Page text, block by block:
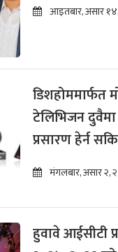
आइतबार, असार
डिशहोममार्फत
टेलिभिजन दुवैमा
प्रसारण हेर्न
मंगलबार, असार २,
हुवावे आईसीटी